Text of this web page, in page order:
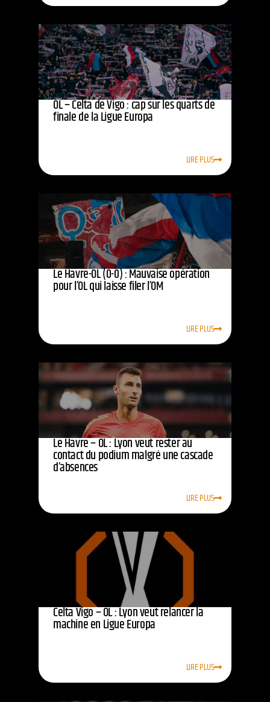
OL – Celta de Vigo : cap sur les quarts de
finale de la Ligue Europa
LIRE PLUS
Le Havre-OL (0-0) : Mauvaise opération
pour l’OL qui laisse filer l’OM
LIRE PLUS
Le Havre – OL : Lyon veut rester au
contact du podium malgré une cascade
d’absences
LIRE PLUS
Celta Vigo – OL : Lyon veut relancer la
machine en Ligue Europa
LIRE PLUS